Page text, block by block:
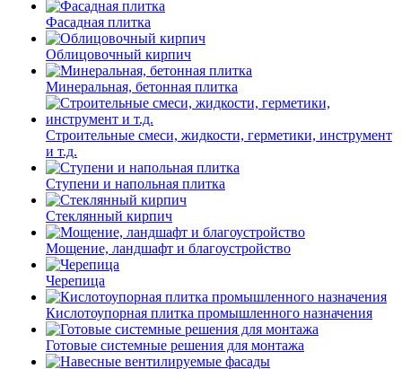
Фасадная плитка
Облицовочный кирпич
Минеральная, бетонная плитка
Строительные смеси, жидкости, герметики, инструмент
и т.д.
Ступени и напольная плитка
Cтеклянный кирпич
Мощение, ландшафт и благоустройство
Черепица
Кислотоупорная плитка промышленного назначения
Готовые системные решения для монтажа